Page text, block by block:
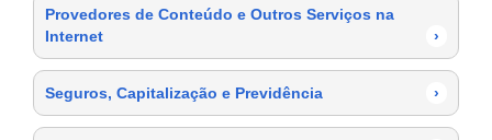
Provedores de Conteúdo e Outros Serviços na
Internet
›
Seguros, Capitalização e Previdência ›